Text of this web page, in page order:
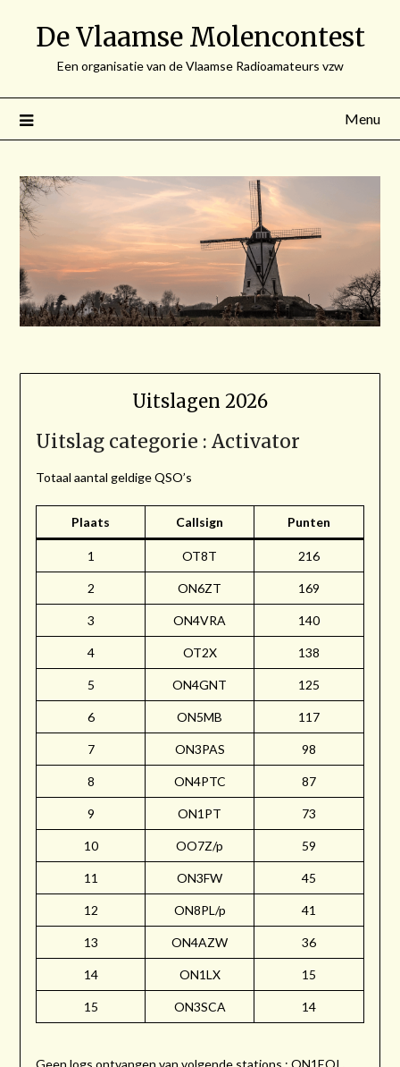
De Vlaamse Molencontest
Een organisatie van de Vlaamse Radioamateurs vzw
Menu
Uitslagen 2026
Uitslag categorie : Activator
Totaal aantal geldige QSO’s
Plaats Callsign Punten
1 OT8T 216
2 ON6ZT 169
3 ON4VRA 140
4 OT2X 138
5 ON4GNT 125
6 ON5MB 117
7 ON3PAS 98
8 ON4PTC 87
9 ON1PT 73
10 OO7Z/p 59
11 ON3FW 45
12 ON8PL/p 41
13 ON4AZW 36
14 ON1LX 15
15 ON3SCA 14